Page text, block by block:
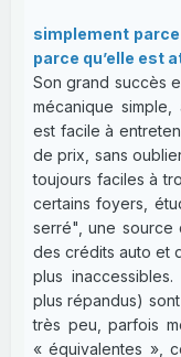
simplement
parce qu’elle est
Son grand succès
mécanique
est facile à
de prix, sans
toujours faciles à
certains foyers,
serré", une source
des crédits auto et
plus
plus répandus)
très peu, parfois
« équivalentes »,